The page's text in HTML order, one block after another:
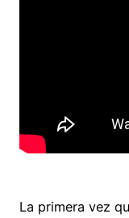
La primera vez